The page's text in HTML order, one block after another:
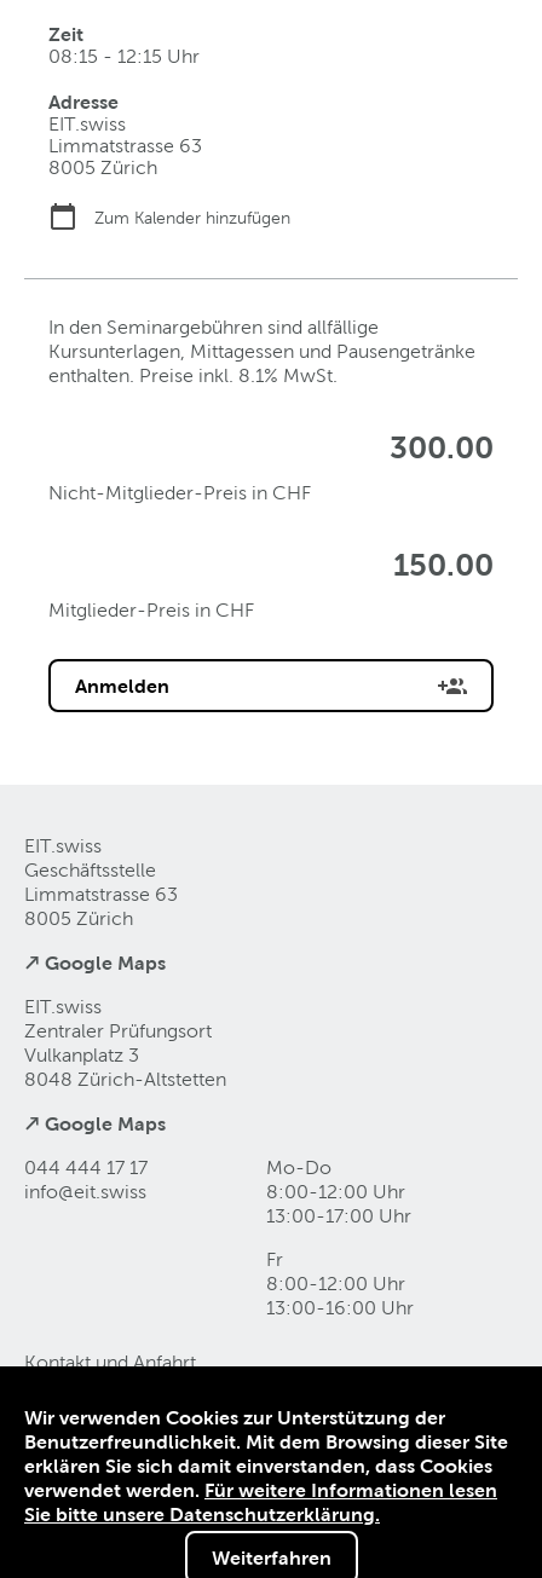
Zeit
08:15 - 12:15 Uhr
Adresse
EIT.swiss
Limmatstrasse 63
8005 Zürich
Zum Kalender hinzufügen
In den Seminargebühren sind allfällige
Kursunterlagen, Mittagessen und Pausengetränke
enthalten. Preise inkl. 8.1% MwSt.
300.00
Nicht-Mitglieder-Preis in CHF
150.00
Mitglieder-Preis in CHF
Anmelden
EIT.swiss
Geschäftsstelle
Limmatstrasse 63
8005 Zürich
↗ Google Maps
EIT.swiss
Zentraler Prüfungsort
Vulkanplatz 3
8048 Zürich-Altstetten
↗ Google Maps
044 444 17 17
info@eit swiss
Mo-Do
8:00-12:00 Uhr
13:00-17:00 Uhr
Fr
8:00-12:00 Uhr
13:00-16:00 Uhr
Kontakt und Anfahrt
Impressum
AGB
© 1906-2026 EIT.swiss
Sie sind nicht angemeldet.
Wir verwenden Cookies zur Unterstützung der
Benutzerfreundlichkeit. Mit dem Browsing dieser Site
erklären Sie sich damit einverstanden, dass Cookies
verwendet werden. Für weitere Informationen lesen
Sie bitte unsere Datenschutzerklärung.
Weiterfahren